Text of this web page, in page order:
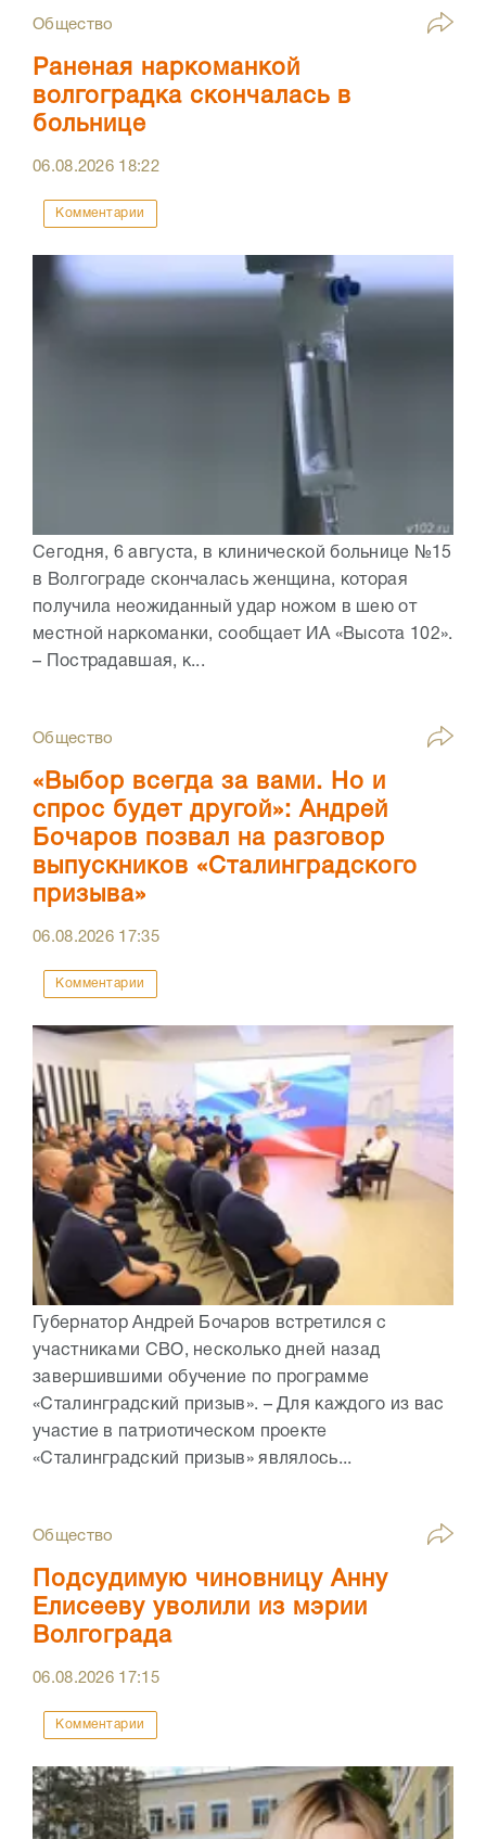
Общество
Раненая наркоманкой
волгоградка скончалась в
больнице
06.08.2026 18:22
Комментарии
Сегодня, 6 августа, в клинической больнице №15
в Волгограде скончалась женщина, которая
получила неожиданный удар ножом в шею от
местной наркоманки, сообщает ИА «Высота 102».
– Пострадавшая, к...
Общество
«Выбор всегда за вами. Но и
спрос будет другой»: Андрей
Бочаров позвал на разговор
выпускников «Сталинградского
призыва»
06.08.2026 17:35
Комментарии
Губернатор Андрей Бочаров встретился с
участниками СВО, несколько дней назад
завершившими обучение по программе
«Сталинградский призыв». – Для каждого из вас
участие в патриотическом проекте
«Сталинградский призыв» являлось...
Общество
Подсудимую чиновницу Анну
Елисееву уволили из мэрии
Волгограда
06.08.2026 17:15
Комментарии